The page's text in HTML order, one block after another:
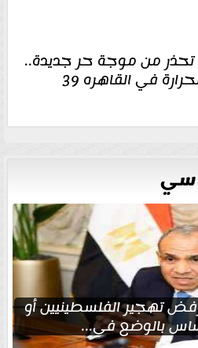
تحذر من موجة حر جديدة..
في القاهره 39
تهجير الفلسطينيين أو
بالوضع في...